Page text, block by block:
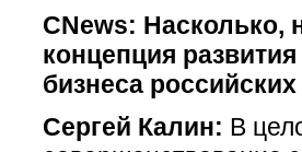
CNews: Насколько,
концепция развития
бизнеса
Сергей Калин: В